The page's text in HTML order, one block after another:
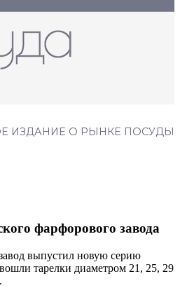
ИЗДАНИЕ О РЫНКЕ ПОСУДЫ
фарфорового завода
выпустил новую серию
тарелки диаметром 21, 25, 29